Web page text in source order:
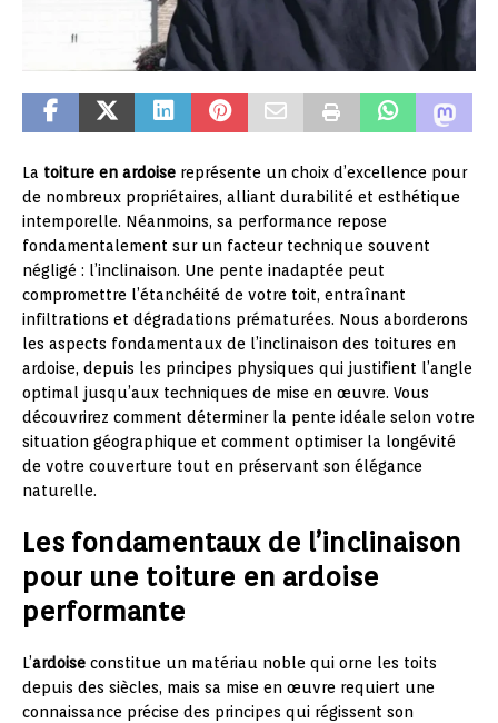
La toiture en ardoise représente un choix d’excellence pour
de nombreux propriétaires, alliant durabilité et esthétique
intemporelle. Néanmoins, sa performance repose
fondamentalement sur un facteur technique souvent
négligé : l’inclinaison. Une pente inadaptée peut
compromettre l’étanchéité de votre toit, entraînant
infiltrations et dégradations prématurées. Nous aborderons
les aspects fondamentaux de l’inclinaison des toitures en
ardoise, depuis les principes physiques qui justifient l’angle
optimal jusqu’aux techniques de mise en œuvre. Vous
découvrirez comment déterminer la pente idéale selon votre
situation géographique et comment optimiser la longévité
de votre couverture tout en préservant son élégance
naturelle.
Les fondamentaux de l’inclinaison
pour une toiture en ardoise
performante
L’ardoise constitue un matériau noble qui orne les toits
depuis des siècles, mais sa mise en œuvre requiert une
connaissance précise des principes qui régissent son